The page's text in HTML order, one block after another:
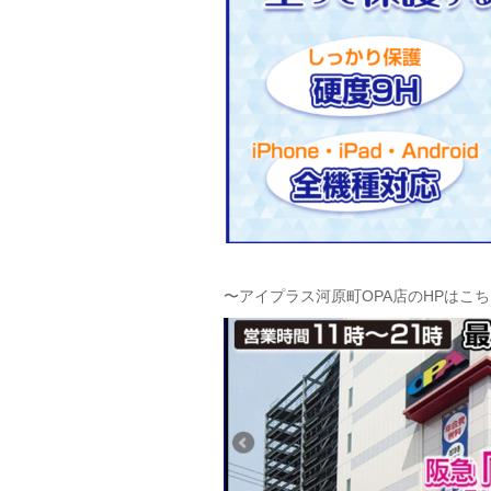
〜アイプラス河原町OPA店のHPはこ